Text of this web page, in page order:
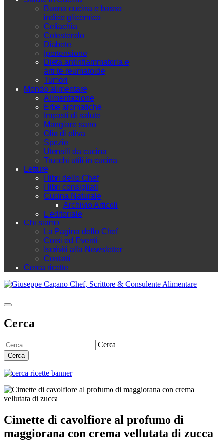
Buona cucina e basso
indice glicemico
Celiachia
Colesterolo
Diabete
Ipertensione
Dieta antinfiammatoria e
artrite reumatoide
Tumori
Mondo alimentare
Alimentazione
Erbe aromatiche
Impasti di salute
Mangiare sano
Olio di oliva
Spezie
Utensili da cucina
Trucchi utili in cucina
Letture
I libri dello Chef
I libri consigliati
Cucina Naturale
Archivio Articoli
L'editoriale
Chi siamo
La Pagina dello Chef
Corsi ed Eventi
Iscriviti alla Newsletter
Contatti
Cerca ricette
Cerca
Cerca
Cerca
Cimette di cavolfiore al profumo di
maggiorana con crema vellutata di zucca